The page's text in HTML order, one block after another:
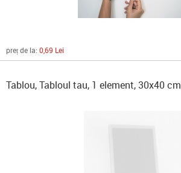
preț de la: 0,69 Lei
Tablou, Tabloul tau, 1 element, 30x40 cm